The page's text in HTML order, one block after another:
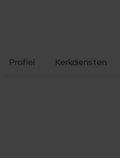
Profiel Kerkdiensten